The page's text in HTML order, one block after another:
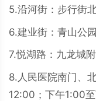
5.沿河街：步行街
6.建业街：青山公
7.悦湖路：九龙城附
8.人民医院南门、
12:00；下午1:00至